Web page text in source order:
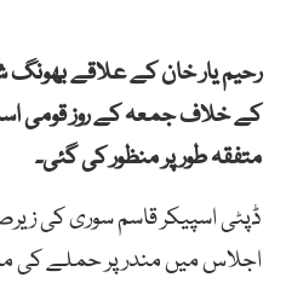
رحیم یار خان کے علاقے
کے خلاف جمعہ کے روز قومی
متفقہ طور پر منظور کی گئی۔
ڈپٹی اسپیکر قاسم سوری کی
اجلاس میں مندر پر حملے کی